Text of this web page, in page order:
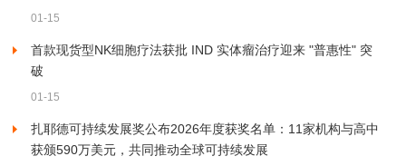
01-15
首款现货型NK细胞疗法获批 IND 实体瘤治疗迎来 "普惠性" 突
破
01-15
扎耶德可持续发展奖公布2026年度获奖名单：11家机构与高中
获颁590万美元，共同推动全球可持续发展